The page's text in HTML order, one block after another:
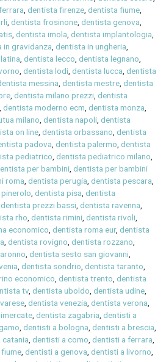
,dentista firenze,dentista fiume,
,dentista frosinone,dentista genova,
,dentista imola,dentista implantologia,
in gravidanza,dentista in ungheria,
,dentista lecco,dentista legnano,
,dentista lodi,dentista lucca,dentista
messina,dentista mestre,dentista
,dentista milano prezzi,dentista
,dentista moderno ecm,dentista monza,
milano,dentista napoli,dentista
on line,dentista orbassano,dentista
padova,dentista palermo,dentista
pediatrico,dentista pediatrico milano,
per bambini,dentista per bambini
roma,dentista perugia,dentista pescara,
,dentista pisa,dentista
dentista prezzi bassi,dentista ravenna,
rho,dentista rimini,dentista rivoli,
economico,dentista roma eur,dentista
,dentista rovigno,dentista rozzano,
,dentista sesto san giovanni,
,dentista sondrio,dentista taranto,
economico,dentista trento,dentista
tv,dentista uboldo,dentista udine,
,dentista venezia,dentista verona,
,dentista zagabria,dentisti a
,dentisti a bologna,dentisti a brescia,
catania,dentisti a como,dentisti a ferrara,
,dentisti a genova,dentisti a livorno,